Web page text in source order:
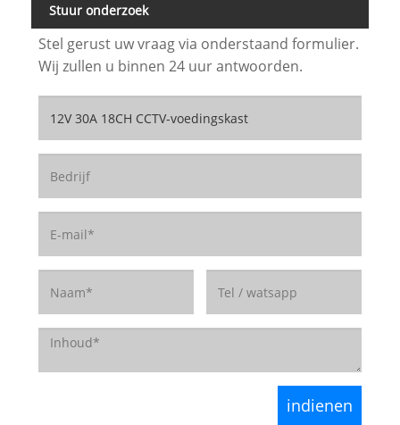
Stuur onderzoek
Stel gerust uw vraag via onderstaand formulier.
Wij zullen u binnen 24 uur antwoorden.